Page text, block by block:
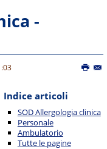
-
Indice articoli
SOD Allergologia clinica
Personale
Ambulatorio
Tutte le pagine